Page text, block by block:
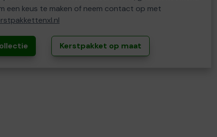
een keus te maken of neem contact op met
Kerstpakket op maat